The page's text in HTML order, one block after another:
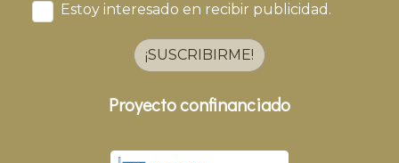
Estoy interesado en recibir publicidad.
¡SUSCRIBIRME!
Proyecto confinanciado